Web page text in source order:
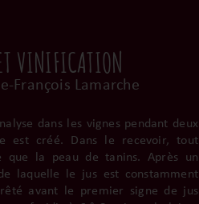
VINIFICATION
François Lamarche
dans les vignes pendant deux
est créé. Dans le recevoir, tout
que la peau de tanins. Après un
laquelle le jus est constamment
avant le premier signe de jus